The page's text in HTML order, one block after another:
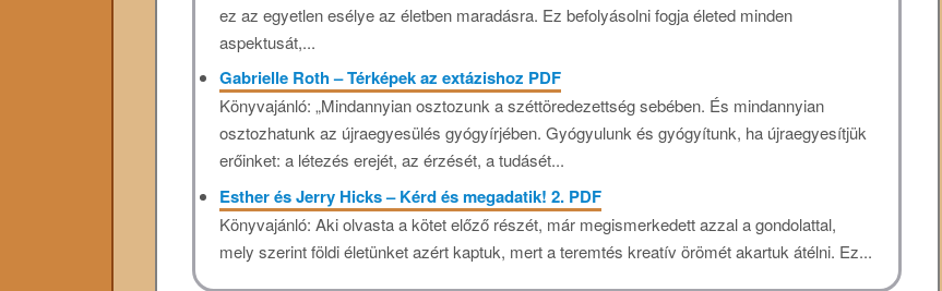
ez az egyetlen esélye az életben maradásra. Ez befolyásolni fogja életed minden
aspektusát,...
Gabrielle Roth – Térképek az extázishoz PDF
Könyvajánló: „Mindannyian osztozunk a széttöredezettség sebében. És mindannyian
osztozhatunk az újraegyesülés gyógyírjében. Gyógyulunk és gyógyítunk, ha újraegyesítjük
erőinket: a létezés erejét, az érzését, a tudásét...
Esther és Jerry Hicks – Kérd és megadatik! 2. PDF
Könyvajánló: Aki olvasta a kötet előző részét, már megismerkedett azzal a gondolattal,
mely szerint földi életünket azért kaptuk, mert a teremtés kreatív örömét akartuk átélni. Ez...